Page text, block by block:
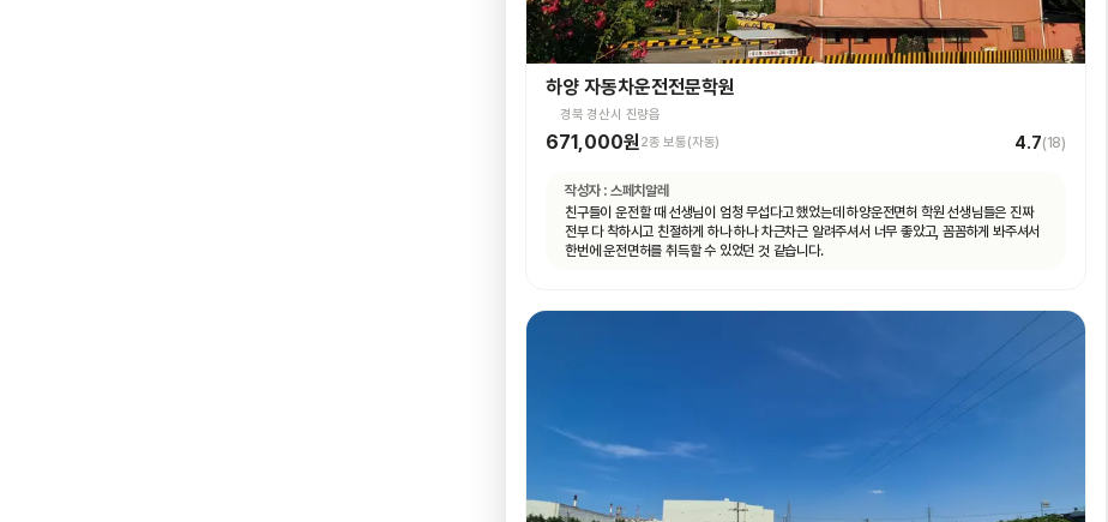
하양 자동차운전전문학원
경북 경산시 진량읍
671,000원2종 보통(자동) 4.7(18)
작성자 : 스페치알레
친구들이 운전할 때 선생님이 엄청 무섭다고 했었는데 하양운전면허 학원 선생님들은 진짜
전부 다 착하시고 친절하게 하나 하나 차근차근 알려주셔서 너무 좋았고, 꼼꼼하게 봐주셔서
한번에 운전면허를 취득할 수 있었던 것 같습니다.